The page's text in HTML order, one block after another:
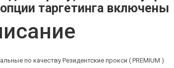
таргетинга включены
по качеству Резидентские прокси ( PREMIUM )